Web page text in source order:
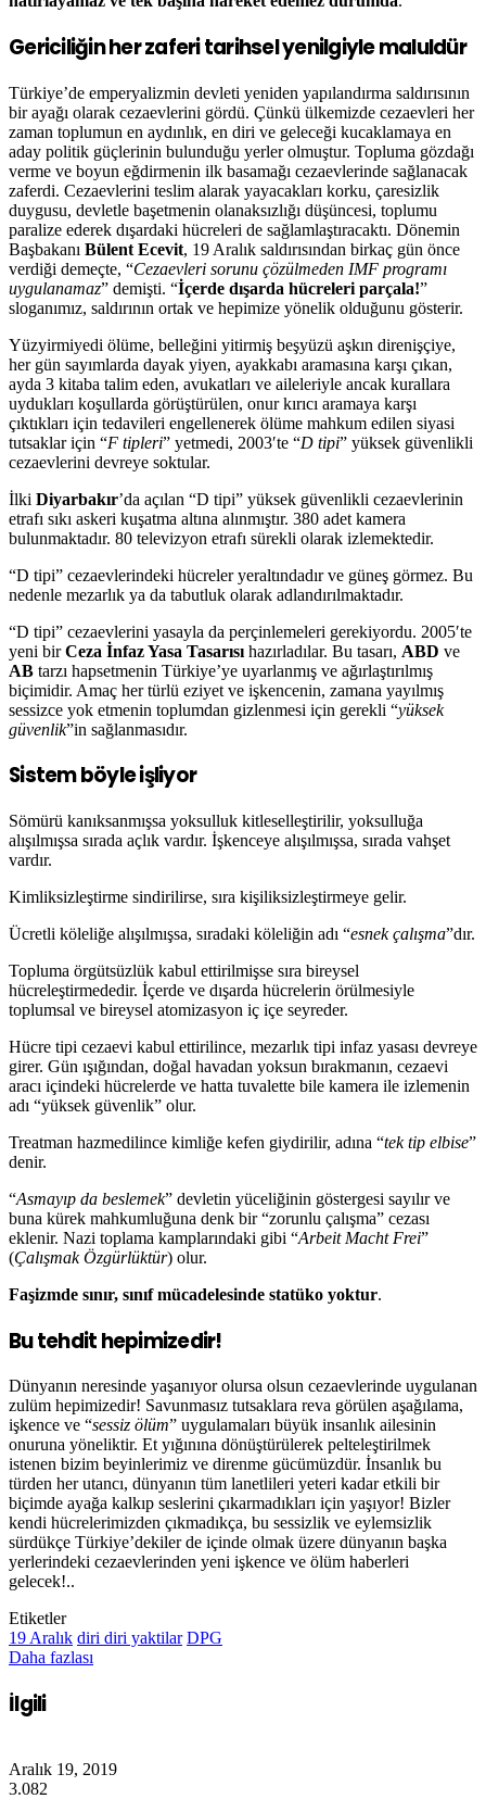
Gericiliğin her zaferi tarihsel yenilgiyle maluldür
Türkiye’de emperyalizmin devleti yeniden yapılandırma saldırısının
bir ayağı olarak cezaevlerini gördü. Çünkü ülkemizde cezaevleri her
zaman toplumun en aydınlık, en diri ve geleceği kucaklamaya en
aday politik güçlerinin bulunduğu yerler olmuştur. Topluma gözdağı
verme ve boyun eğdirmenin ilk basamağı cezaevlerinde sağlanacak
zaferdi. Cezaevlerini teslim alarak yayacakları korku, çaresizlik
duygusu, devletle başetmenin olanaksızlığı düşüncesi, toplumu
paralize ederek dışardaki hücreleri de sağlamlaştıracaktı. Dönemin
Başbakanı Bülent Ecevit, 19 Aralık saldırısından birkaç gün önce
verdiği demeçte, “Cezaevleri sorunu çözülmeden IMF programı
uygulanamaz” demişti. “İçerde dışarda hücreleri parçala!”
sloganımız, saldırının ortak ve hepimize yönelik olduğunu gösterir.
Yüzyirmiyedi ölüme, belleğini yitirmiş beşyüzü aşkın direnişçiye,
her gün sayımlarda dayak yiyen, ayakkabı aramasına karşı çıkan,
ayda 3 kitaba talim eden, avukatları ve aileleriyle ancak kurallara
uydukları koşullarda görüştürülen, onur kırıcı aramaya karşı
çıktıkları için tedavileri engellenerek ölüme mahkum edilen siyasi
tutsaklar için “F tipleri” yetmedi, 2003′te “D tipi” yüksek güvenlikli
cezaevlerini devreye soktular.
İlki Diyarbakır’da açılan “D tipi” yüksek güvenlikli cezaevlerinin
etrafı sıkı askeri kuşatma altına alınmıştır. 380 adet kamera
bulunmaktadır. 80 televizyon etrafı sürekli olarak izlemektedir.
“D tipi” cezaevlerindeki hücreler yeraltındadır ve güneş görmez. Bu
nedenle mezarlık ya da tabutluk olarak adlandırılmaktadır.
“D tipi” cezaevlerini yasayla da perçinlemeleri gerekiyordu. 2005′te
yeni birCeza İnfaz Yasa Tasarısı hazırladılar. Bu tasarı, ABD ve
AB tarzı hapsetmenin Türkiye’ye uyarlanmış ve ağırlaştırılmış
biçimidir. Amaç her türlü eziyet ve işkencenin, zamana yayılmış
sessizce yok etmenin toplumdan gizlenmesi için gerekli “yüksek
güvenlik”in sağlanmasıdır.
Sistem böyle işliyor
Sömürü kanıksanmışsa yoksulluk kitleselleştirilir, yoksulluğa
alışılmışsa sırada açlık vardır. İşkenceye alışılmışsa, sırada vahşet
vardır.
Kimliksizleştirme sindirilirse, sıra kişiliksizleştirmeye gelir.
Ücretli köleliğe alışılmışsa, sıradaki köleliğin adı “esnek çalışma”dır.
Topluma örgütsüzlük kabul ettirilmişse sıra bireysel
hücreleştirmededir. İçerde ve dışarda hücrelerin örülmesiyle
toplumsal ve bireysel atomizasyon iç içe seyreder.
Hücre tipi cezaevi kabul ettirilince, mezarlık tipi infaz yasası devreye
girer. Gün ışığından, doğal havadan yoksun bırakmanın, cezaevi
aracı içindeki hücrelerde ve hatta tuvalette bile kamera ile izlemenin
adı “yüksek güvenlik” olur.
Treatman hazmedilince kimliğe kefen giydirilir, adına “tek tip elbise”
denir.
“Asmayıp da beslemek” devletin yüceliğinin göstergesi sayılır ve
buna kürek mahkumluğuna denk bir “zorunlu çalışma” cezası
eklenir. Nazi toplama kamplarındaki gibi “Arbeit Macht Frei”
(Çalışmak Özgürlüktür) olur.
Faşizmde sınır, sınıf mücadelesinde statüko yoktur.
Bu tehdit hepimizedir!
Dünyanın neresinde yaşanıyor olursa olsun cezaevlerinde uygulanan
zulüm hepimizedir! Savunmasız tutsaklara reva görülen aşağılama,
işkence ve “sessiz ölüm” uygulamaları büyük insanlık ailesinin
onuruna yöneliktir. Et yığınına dönüştürülerek pelteleştirilmek
istenen bizim beyinlerimiz ve direnme gücümüzdür. İnsanlık bu
türden her utancı, dünyanın tüm lanetlileri yeteri kadar etkili bir
biçimde ayağa kalkıp seslerini çıkarmadıkları için yaşıyor! Bizler
kendi hücrelerimizden çıkmadıkça, bu sessizlik ve eylemsizlik
sürdükçe Türkiye’dekiler de içinde olmak üzere dünyanın başka
yerlerindeki cezaevlerinden yeni işkence ve ölüm haberleri
gelecek!..
Etiketler
19 Aralık diri diri yaktilar DPG
Daha fazlası
İlgili
Aralık 19, 2019
3.082